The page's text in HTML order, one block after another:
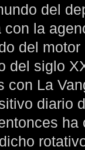
del
la
del
del siglo
con La
diario
ha